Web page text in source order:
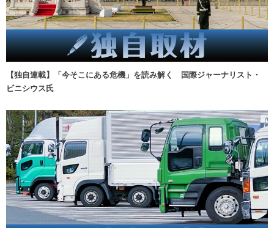
【独自連載】「今そこにある危機」を読み解く 国際ジャーナリスト・
ビニシウス氏